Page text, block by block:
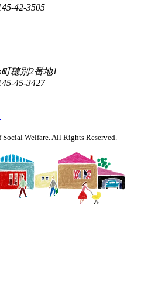
42-3505
穂別2番地1
45-3427
Welfare. All Rights Reserved.